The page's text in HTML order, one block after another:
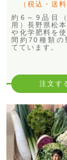
（税込・送
約6～9品目
用）長野県松
や化学肥料を
間約70種類の
てています。
注文す